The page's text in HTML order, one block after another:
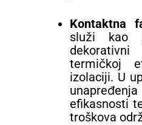
Kontaktna
služi kao
termičkoj
izolaciji. U
efikasnosti
troškova